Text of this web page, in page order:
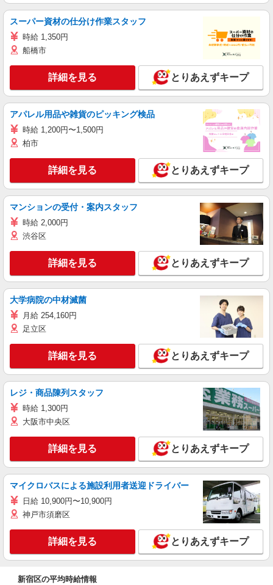
スーパー資材の仕分け作業スタッフ
時給 1,350円
船橋市
詳細を見る とりあえずキープ
アパレル用品や雑貨のピッキング検品
時給 1,200円〜1,500円
柏市
詳細を見る とりあえずキープ
マンションの受付・案内スタッフ
時給 2,000円
渋谷区
詳細を見る とりあえずキープ
大学病院の中材滅菌
月給 254,160円
足立区
詳細を見る とりあえずキープ
レジ・商品陳列スタッフ
時給 1,300円
大阪市中央区
詳細を見る とりあえずキープ
マイクロバスによる施設利用者送迎ドライバー
日給 10,900円〜10,900円
神戸市須磨区
詳細を見る とりあえずキープ
新宿区の平均時給情報